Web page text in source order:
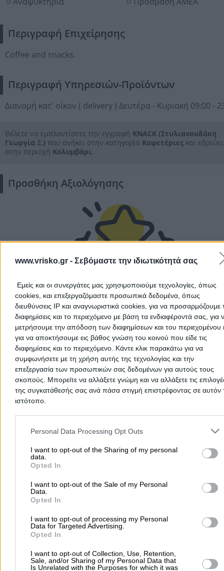
www.vrisko.gr - Σεβόμαστε την ιδιωτικότητά σας
Εμείς και οι συνεργάτες μας χρησιμοποιούμε τεχνολογίες, όπως
cookies, και επεξεργαζόμαστε προσωπικά δεδομένα, όπως
διευθύνσεις IP και αναγνωριστικά cookies, για να προσαρμόζουμε
διαφημίσεις και το περιεχόμενο με βάση τα ενδιαφέροντά σας, για
μετρήσουμε την απόδοση των διαφημίσεων και του περιεχομένου
για να αποκτήσουμε εις βάθος γνώση του κοινού που είδε τις
διαφημίσεις και το περιεχόμενο. Κάντε κλικ παρακάτω για να
συμφωνήσετε με τη χρήση αυτής της τεχνολογίας και την
επεξεργασία των προσωπικών σας δεδομένων για αυτούς τους
σκοπούς. Μπορείτε να αλλάξετε γνώμη και να αλλάξετε τις
της συγκατάθεσής σας ανά πάσα στιγμή επιστρέφοντας σε αυτόν
ιστότοπο.
Please note that this website/app uses one or more Google
and may gather and store information including but not limited to
to Google and its third-party tags to use your data for below
purposes in below Google consent section.
Personal Data Processing Opt Outs
I want to opt-out of the Sharing of my personal
data.
Opted In
I want to opt-out of the Sale of my Personal
Data.
Opted In
I want to opt-out of processing my Personal
Data for Targeted Advertising.
Opted In
I want to opt-out of Collection, Use, Retention,
Sale, and/or Sharing of my Personal Data that
Is Unrelated with the Purposes for which it was
Αποδέχομαι τουςΌρους Χρήσης
Ακύρωση
Περιγραφή Επιχείρησης
Coffee and snacks.
Περιγραφή Υπηρεσιών-Προϊόντων
Διανομή κατ' οίκον ( delivery ) Δευτέρα - Κυριακή 09:00 -
Θέλετε να εμπλουτίσετε την εγγραφή KNACK (Στυλιανουδάκη
Γεωργία Ξ.) που ανήκει στην κατηγορία Καφετέριες και εδρεύει
στην περιοχή Κολυμβάρι;
Προσθήκη Αξιολόγησης
Δεν υπάρχουν ακόμα αξιολογήσεις
Αυτός ο επαγγελματίας δεν έχει λάβει ακόμα καμία
αξιολόγηση. Γίνετε ο πρώτος που θα μοιραστεί την
του και βοηθήστε άλλους χρήστες να κάνουν τη σωστή
επιλογή!
Νομός ΧΑΝΙΩΝ
KNACK (Στυλιανουδάκη Γεωργία Ξ.)
Δημοφιλείς Αναζητήσεις
Μετακομίσεις & Μεταφορές Κλειδιά & Κλειδαριές